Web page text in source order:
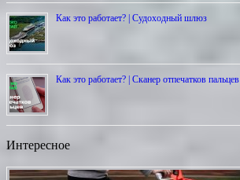
Как это работает? | Cудоходный шлюз
Как это работает? | Сканер отпечатков пальцев
Интересное